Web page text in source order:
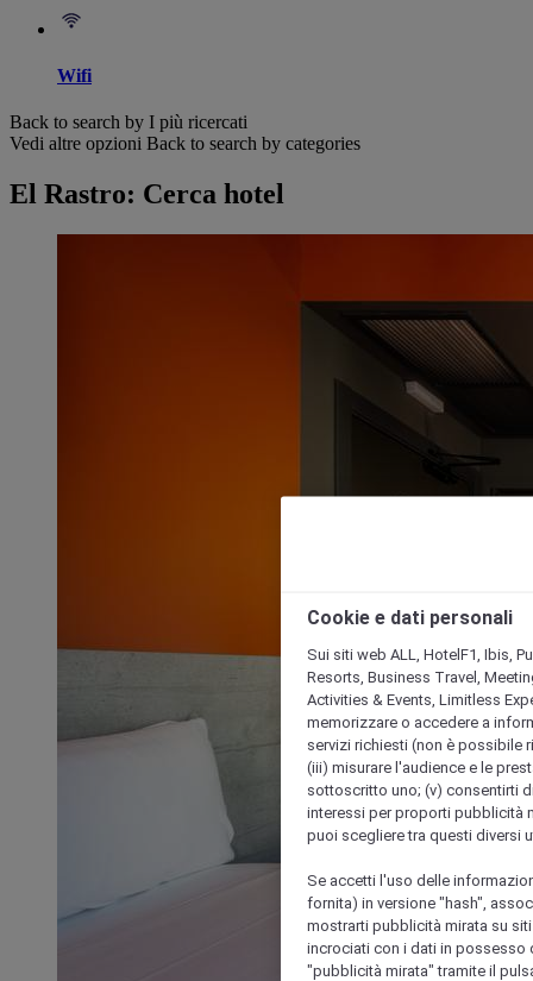
Wifi
Back to search by I più ricercati
Vedi altre opzioni Back to search by categories
El Rastro: Cerca hotel
Cookie e dati personali
Sui siti web ALL, HotelF1, Ibis,
Resorts, Business Travel,
Activities & Events, Limitless
memorizzare o accedere a
servizi richiesti (non è possibile
(iii) misurare l'audience e le
sottoscritto uno; (v) consentirti
interessi per proporti pubblicità
puoi scegliere tra questi diversi
Se accetti l'uso delle
fornita) in versione "hash",
mostrarti pubblicità mirata su
incrociati con i dati in possesso
"pubblicità mirata" tramite il